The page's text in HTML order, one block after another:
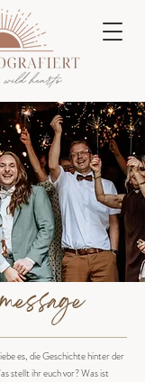
es, die Geschichte hinter der
stellt ihr euch vor? Was ist